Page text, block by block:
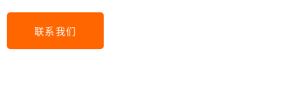
联系我们